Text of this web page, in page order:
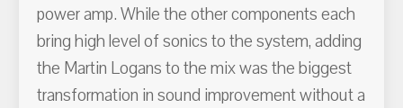
power amp. While the other components each
bring high level of sonics to the system, adding
the Martin Logans to the mix was the biggest
transformation in sound improvement without a